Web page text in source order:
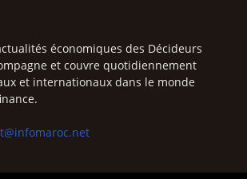
économiques des Décideurs
et couvre quotidiennement
et internationaux dans le monde